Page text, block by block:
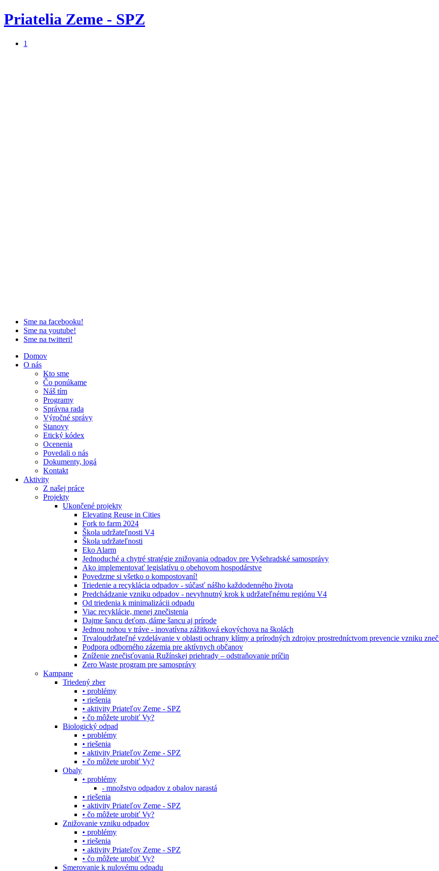
Priatelia Zeme - SPZ
1
Sme na facebooku!
Sme na youtube!
Sme na twitteri!
Domov
O nás
Kto sme
Čo ponúkame
Náš tím
Programy
Správna rada
Výročné správy
Stanovy
Etický kódex
Ocenenia
Povedali o nás
Dokumenty, logá
Kontakt
Aktivity
Z našej práce
Projekty
Ukončené projekty
Elevating Reuse in Cities
Fork to farm 2024
Škola udržateľnosti V4
Škola udržateľnosti
Eko Alarm
Jednoduché a chytré stratégie znižovania odpadov pre Vyšehradské samosprávy
Ako implementovať legislatívu o obehovom hospodárstve
Povedzme si všetko o kompostovaní!
Triedenie a recyklácia odpadov - súčasť nášho každodenného života
Predchádzanie vzniku odpadov - nevyhnutný krok k udržateľnému regiónu V4
Od triedenia k minimalizácii odpadu
Viac recyklácie, menej znečistenia
Dajme šancu deťom, dáme šancu aj prírode
Jednou nohou v tráve - inovatívna zážitková ekovýchova na školách
Trvaloudržateľné vzdelávanie v oblasti ochrany klímy a prírodných zdrojov prostredníctvom prevencie vzniku
Podpora odborného zázemia pre aktívnych občanov
Zníženie znečisťovania Ružínskej priehrady – odstraňovanie príčin
Zero Waste program pre samosprávy
Kampane
Triedený zber
• problémy
• riešenia
• aktivity Priateľov Zeme - SPZ
• čo môžete urobiť Vy?
Biologický odpad
• problémy
• riešenia
• aktivity Priateľov Zeme - SPZ
• čo môžete urobiť Vy?
Obaly
• problémy
- množstvo odpadov z obalov narastá
• riešenia
• aktivity Priateľov Zeme - SPZ
• čo môžete urobiť Vy?
Znižovanie vzniku odpadov
• problémy
• riešenia
• aktivity Priateľov Zeme - SPZ
• čo môžete urobiť Vy?
Smerovanie k nulovému odpadu